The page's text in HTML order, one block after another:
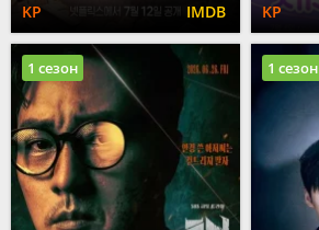
1 сезон 1 сезон